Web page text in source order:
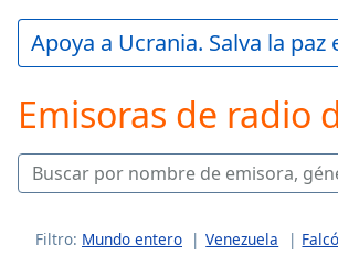
Play
Video
Skip
Backward
Forward
Mute
Time0:00
Apoya a Ucrania. Salva la paz
Emisoras de radio
Filtro: Mundo entero Venezuela